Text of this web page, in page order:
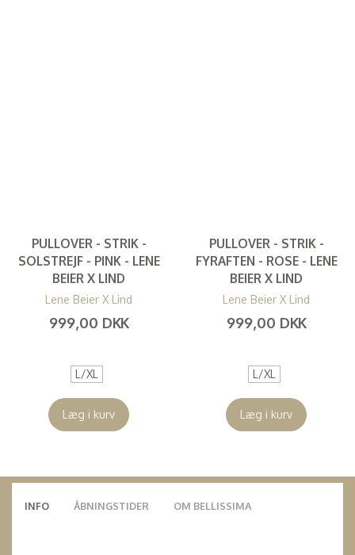
PULLOVER - STRIK -
SOLSTREJF - PINK - LENE
BEIER X LIND
Lene Beier X Lind
999,00 DKK
L/XL
Læg i kurv
PULLOVER - STRIK -
FYRAFTEN - ROSE - LENE
BEIER X LIND
Lene Beier X Lind
999,00 DKK
L/XL
Læg i kurv
INFO ÅBNINGSTIDER OM BELLISSIMA